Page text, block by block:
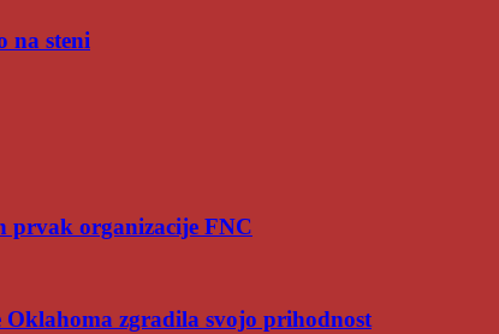
na steni
prvak organizacije FNC
zgradila svojo prihodnost